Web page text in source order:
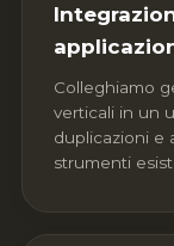
Colleghiamo
verticali in un
duplicazioni e
strumenti